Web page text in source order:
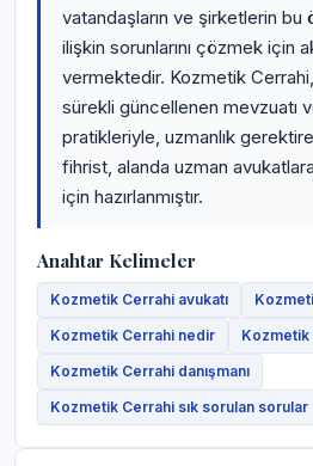
vatandaşların ve şirketlerin bu
ilişkin sorunlarını çözmek için
vermektedir. Kozmetik
sürekli güncellenen mevzuatı
pratikleriyle, uzmanlık
fihrist, alanda uzman
için hazırlanmıştır.
Anahtar Kelimeler
Kozmetik Cerrahi avukatı
Kozmetik Cerrahi nedir
Kozmetik
Kozmetik Cerrahi danışmanı
Kozmetik Cerrahi sık sorulan sorular